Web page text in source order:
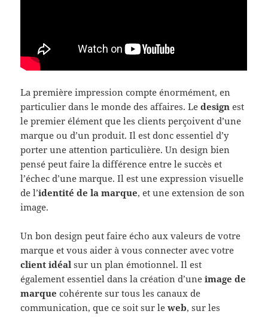
La première impression compte énormément, en
particulier dans le monde des affaires. Ledesign est
le premier élément que les clients perçoivent d’une
marque ou d’un produit. Il est donc essentiel d’y
porter une attention particulière. Un design bien
pensé peut faire la différence entre le succès et
l’échec d’une marque. Il est une expression visuelle
de l’identité de la marque, et une extension de son
image.
Un bon design peut faire écho aux valeurs de votre
marque et vous aider à vous connecter avec votre
client idéal sur un plan émotionnel. Il est
également essentiel dans la création d’uneimage de
marque cohérente sur tous les canaux de
communication, que ce soit sur leweb, sur les